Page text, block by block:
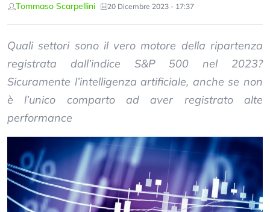
Tommaso Scarpellini 20 Dicembre 2023 - 17:37
Quali settori sono il vero motore della ripartenza
registrata dall’indice S&P 500 nel 2023?
Sicuramente l’intelligenza artificiale, anche se non
è l’unico comparto ad aver registrato alte
performance